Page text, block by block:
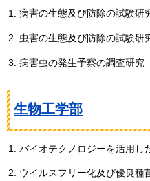
病害の生態及び防除の試験研
虫害の生態及び防除の試験研
病害虫の発生予察の調査研究
生物工学部
バイオテクノロジーを活用し
ウイルスフリー化及び優良種